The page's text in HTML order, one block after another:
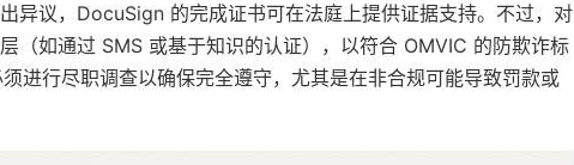
异议，DocuSign 的完成证书可在法庭上提供证据支持。不过，对
（如通过 SMS 或基于知识的认证），以符合 OMVIC 的防欺诈标
进行尽职调查以确保完全遵守，尤其是在非合规可能导致罚款或